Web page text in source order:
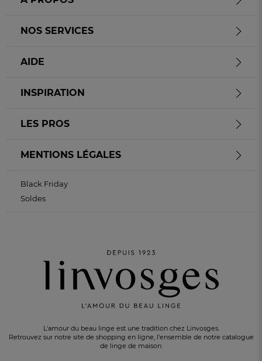
L'amour du beau linge est une tradition chez Linvosges.
Retrouvez sur notre site de shopping en ligne, l'ensemble de notre catalogue
de linge de maison.
NOS SERVICES
AIDE
INSPIRATION
LES PROS
MENTIONS LÉGALES
Black Friday
Soldes